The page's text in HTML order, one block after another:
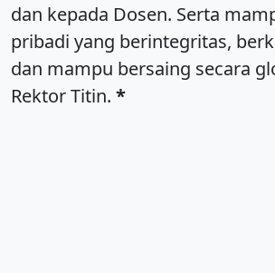
dan kepada Dosen. Serta
pribadi yang berintegritas,
dan mampu bersaing secara
Rektor Titin. *